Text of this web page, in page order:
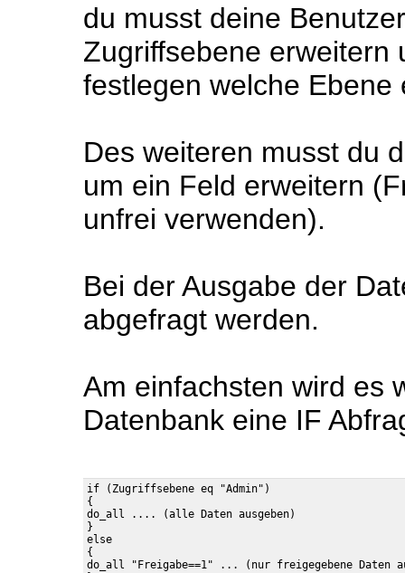
du musst deine
Zugriffsebene erweitern
festlegen welche Ebene
Des weiteren musst du
um ein Feld erweitern
unfrei verwenden).
Bei der Ausgabe der
abgefragt werden.
Am einfachsten wird es
Datenbank eine IF
if (Zugriffsebene eq "Admin")
{
do_all .... (alle Daten ausgeben)
}
else
{
do_all "Freigabe==1" ... (nur freigegebene Daten